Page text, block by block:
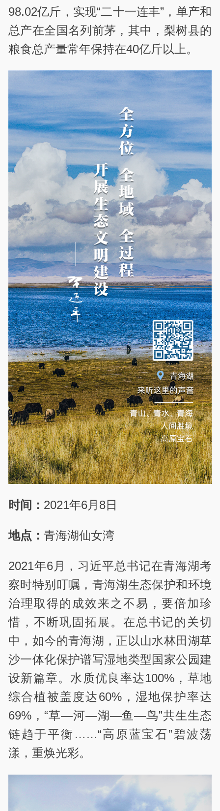
98.02亿斤，实现“二十一连丰”，单产和
总产在全国名列前茅，其中，梨树县的
粮食总产量常年保持在40亿斤以上。
时间： 2021年6月8日
地点：青海湖仙女湾
2021年6月，习近平总书记在青海湖考
察时特别叮嘱，青海湖生态保护和环境
治理取得的成效来之不易，要倍加珍
惜，不断巩固拓展。在总书记的关切
中，如今的青海湖，正以山水林田湖草
沙一体化保护谱写湿地类型国家公园建
设新篇章。水质优良率达100%，草地
综合植被盖度达60%，湿地保护率达
69%，“草—河—湖—鱼—鸟”共生生态
链趋于平衡……“高原蓝宝石”碧波荡
漾，重焕光彩。